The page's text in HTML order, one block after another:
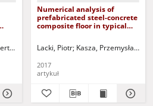
Andrzej - red.
Numerical analysis of
prefabricated steel-concrete
composite floor in typical
prefabrykowanego stropu
budynku LIPSK
Lacki, Piotr Kasza, Przemysław
2017
artykuł